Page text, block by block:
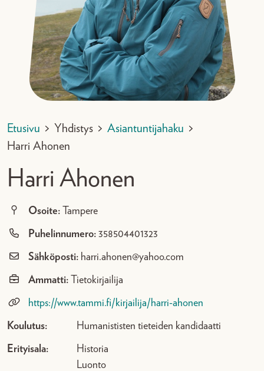
Etusivu > Yhdistys > Asiantuntijahaku >
Harri Ahonen
Harri Ahonen
Osoite: Tampere
Puhelinnumero: 358504401323
Sähköposti: harri.ahonen@yahoo.com
Ammatti: Tietokirjailija
https://www.tammi.fi/kirjailija/harri-ahonen
Koulutus: Humanististen tieteiden kandidaatti
Erityisala:
Historia
Luonto